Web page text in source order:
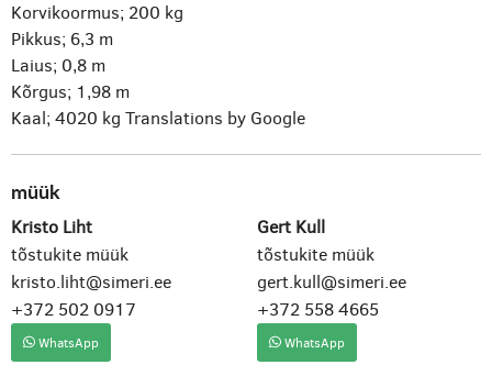
Korvikoormus; 200 kg
Pikkus; 6,3 m
Laius; 0,8 m
Kõrgus; 1,98 m
Kaal; 4020 kg Translations by Google
müük
Kristo Liht
tõstukite müük
kristo.liht@simeri.ee
+372 502 0917
WhatsApp
Gert Kull
tõstukite müük
gert.kull@simeri.ee
+372 558 4665
WhatsApp